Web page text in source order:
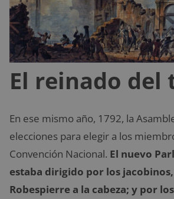
El reinado
En ese mismo año, 1792, la
elecciones para elegir a los
Convención Nacional. El nuevo
estaba dirigido por los
Robespierre a la cabeza; y por